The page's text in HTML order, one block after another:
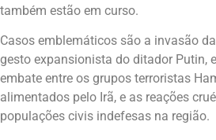
também estão em curso.
Casos emblemáticos são a invasão
gesto expansionista do ditador Putin,
embate entre os grupos terroristas
alimentados pelo Irã, e as reações
populações civis indefesas na região.